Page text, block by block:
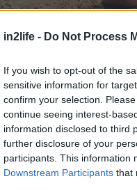
in2life - Do Not Process
If you wish to opt-out of the
sensitive information for
confirm your selection.
continue seeing interest-
information disclosed to third
further disclosure of your
participants. This information
Downstream Participants that